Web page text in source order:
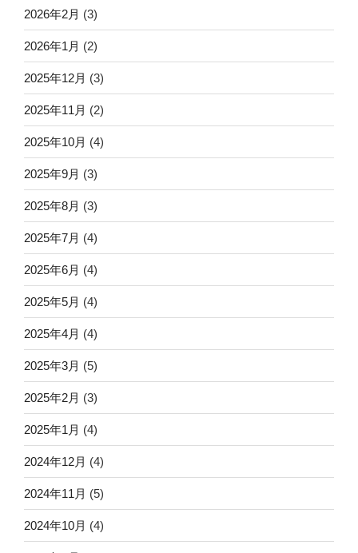
2026年2月 (3)
2026年1月 (2)
2025年12月 (3)
2025年11月 (2)
2025年10月 (4)
2025年9月 (3)
2025年8月 (3)
2025年7月 (4)
2025年6月 (4)
2025年5月 (4)
2025年4月 (4)
2025年3月 (5)
2025年2月 (3)
2025年1月 (4)
2024年12月 (4)
2024年11月 (5)
2024年10月 (4)